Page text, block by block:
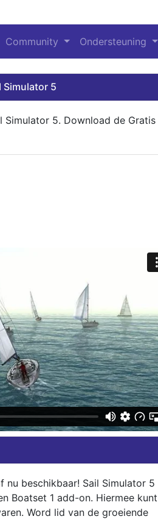
Community Ondersteuning
Simulator 5
Simulator 5. Download de Gratis
nu beschikbaar! Sail Simulator 5
Boatset 1 add-on. Hiermee kunt
Word lid van de groeiende